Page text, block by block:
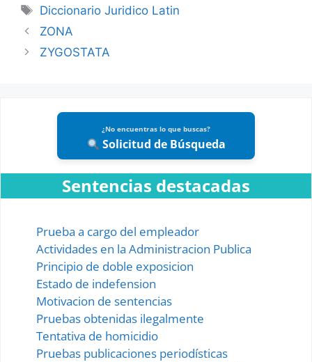
Tags
Diccionario Juridico Latin
ZONA
ZYGOSTATA
¿No encuentras lo que buscas?
Solicitud de Búsqueda
Sentencias destacadas
Prueba a cargo del empleador
Actividades en la Administracion Publica
Principio de doble exposicion
Estado de indefension
Motivacion de sentencias
Pruebas obtenidas ilegalmente
Tentativa de homicidio
Pruebas publicaciones periodísticas